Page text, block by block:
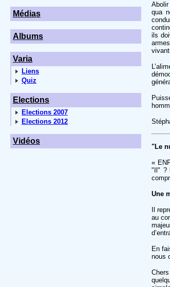
Médias
Albums
Varia
Liens
Quiz
Elections
Elections 2007
Elections 2012
Vidéos
qua
ils
"Le
«
"Il" ?
Une
Il
au
En
nous